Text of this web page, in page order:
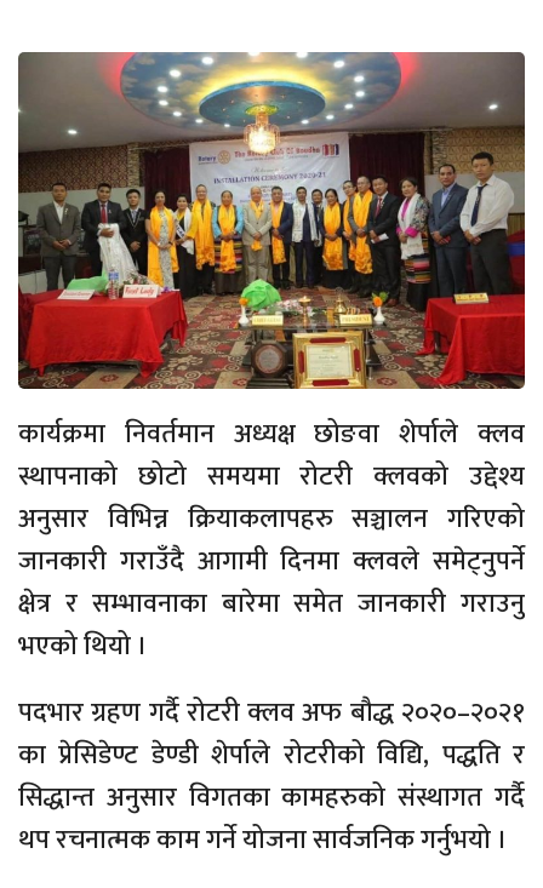
कार्यक्रमा निवर्तमान अध्यक्ष छोङवा शेर्पाले क्लव
स्थापनाको छोटो समयमा रोटरी क्लवको उद्देश्य
अनुसार विभिन्न क्रियाकलापहरु सञ्चालन गरिएको
जानकारी गराउँदै आगामी दिनमा क्लवले समेट्नुपर्ने
क्षेत्र र सम्भावनाका बारेमा समेत जानकारी गराउनु
भएको थियो ।
पदभार ग्रहण गर्दै रोटरी क्लव अफ बौद्ध २०२०–२०२१
का प्रेसिडेण्ट डेण्डी शेर्पाले रोटरीको विद्यि, पद्धति र
सिद्धान्त अनुसार विगतका कामहरुको संस्थागत गर्दै
थप रचनात्मक काम गर्ने योजना सार्वजनिक गर्नुभयो ।